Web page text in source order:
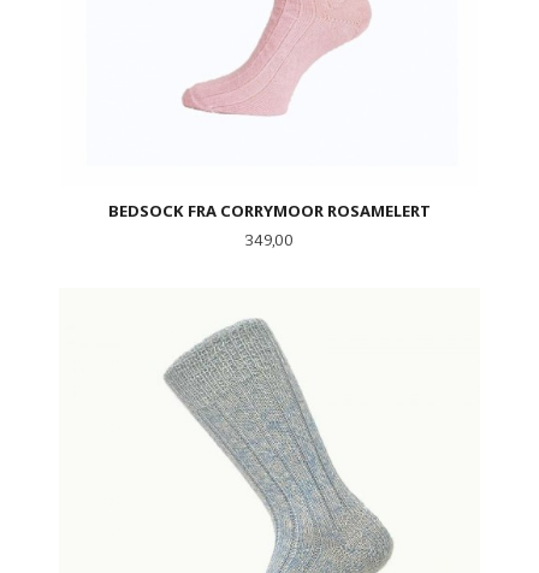
BEDSOCK FRA CORRYMOOR ROSAMELERT
Pris
349,00